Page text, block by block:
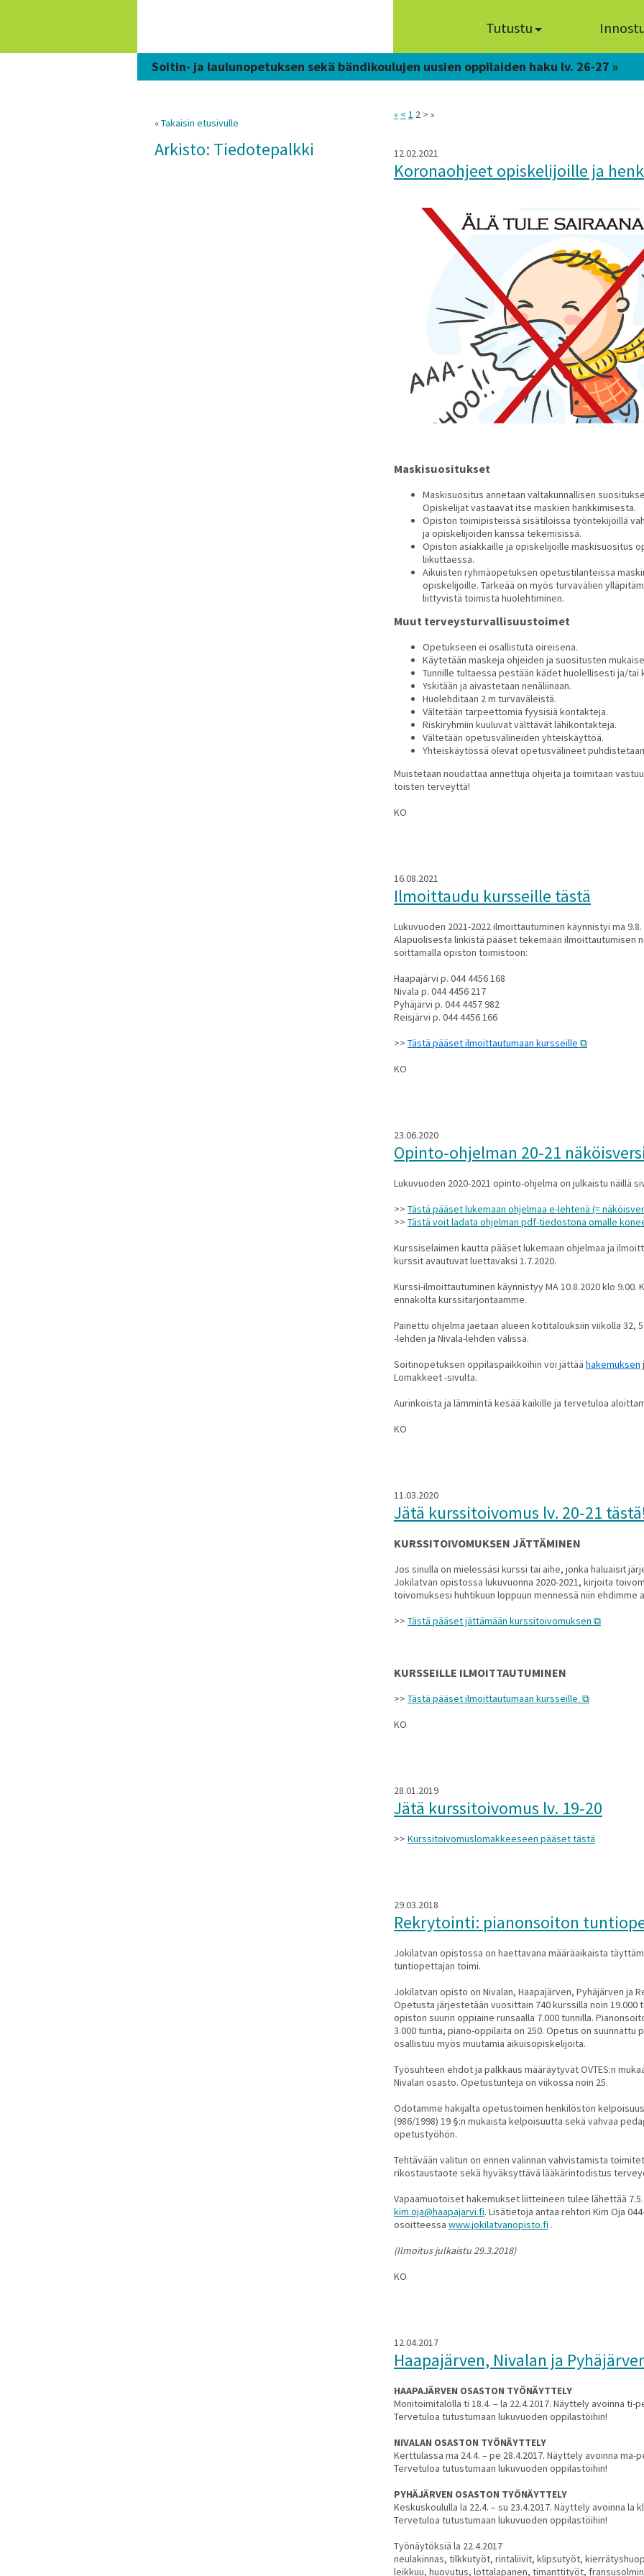
Tutustu
Soitin- ja laulunopetuksen sekä bändikoulujen uusien oppilaiden haku lv. 26-27 »
« < 1 2 > »
12.02.2021
Koronaohjeet opiskelijoille ja
Maskisuositukset
Maskisuositus annetaan valtakunnallisen
Opiskelijat vastaavat itse maskien hankkimisesta.
Opiston toimipisteissä sisätiloissa työntekijöillä
ja opiskelijoiden kanssa tekemisissä.
Opiston asiakkaille ja opiskelijoille maskisuositus
liikuttaessa.
Aikuisten ryhmäopetuksen opetustilanteissa
opiskelijoille. Tärkeää on myös turvavälien
liittyvistä toimista huolehtiminen.
Muut terveysturvallisuustoimet
Opetukseen ei osallistuta oireisena.
Käytetään maskeja ohjeiden ja suositusten
Tunnille tultaessa pestään kädet huolellisesti ja/tai
Yskitään ja aivastetaan nenäliinaan.
Huolehditaan 2 m turvaväleistä.
Vältetään tarpeettomia fyysisiä kontakteja.
Riskiryhmiin kuuluvat välttävät lähikontakteja.
Vältetään opetusvälineiden yhteiskäyttöä.
Yhteiskäytössä olevat opetusvälineet
Muistetaan noudattaa annettuja ohjeita ja toimitaan
toisten terveyttä!
KO
16.08.2021
Ilmoittaudu kursseille tästä
Lukuvuoden 2021-2022 ilmoittautuminen käynnistyi ma
Alapuolisesta linkistä pääset tekemään ilmoittautumisen
soittamalla opiston toimistoon:
Haapajärvi p. 044 4456 168
Nivala p. 044 4456 217
Pyhäjärvi p. 044 4457 982
Reisjärvi p. 044 4456 166
>> Tästä pääset ilmoittautumaan kursseille
KO
23.06.2020
Opinto-ohjelman 20-21
Lukuvuoden 2020-2021 opinto-ohjelma on julkaistu näillä
>> Tästä pääset lukemaan ohjelmaa e-lehtenä (=
>> Tästä voit ladata ohjelman pdf-tiedostona omalle
Kurssiselaimen kautta pääset lukemaan ohjelmaa ja
kurssit avautuvat luettavaksi 1.7.2020.
Kurssi-ilmoittautuminen käynnistyy MA 10.8.2020 klo 9.00.
ennakolta kurssitarjontaamme.
Painettu ohjelma jaetaan alueen kotitalouksiin viikolla 32,
-lehden ja Nivala-lehden välissä.
Soitinopetuksen oppilaspaikkoihin voi jättää hakemuksen
Lomakkeet -sivulta.
Aurinkoista ja lämmintä kesää kaikille ja tervetuloa
KO
11.03.2020
Jätä kurssitoivomus lv. 20-21
KURSSITOIVOMUKSEN JÄTTÄMINEN
Jos sinulla on mielessäsi kurssi tai aihe, jonka haluaisit
Jokilatvan opistossa lukuvuonna 2020-2021, kirjoita
toivomuksesi huhtikuun loppuun mennessä niin
>> Tästä pääset jättämään kurssitoivomuksen
KURSSEILLE ILMOITTAUTUMINEN
>> Tästä pääset ilmoittautumaan kursseille.
KO
28.01.2019
Jätä kurssitoivomus lv. 19-20
>> Kurssitoivomuslomakkeeseen pääset tästä
29.03.2018
Rekrytointi: pianonsoiton
Jokilatvan opistossa on haettavana määräaikaista
tuntiopettajan toimi.
Jokilatvan opisto on Nivalan, Haapajärven, Pyhäjärven ja
Opetusta järjestetään vuosittain 740 kurssilla noin 19.000
opiston suurin oppiaine runsaalla 7.000 tunnilla.
3.000 tuntia, piano-oppilaita on 250. Opetus on suunnattu
osallistuu myös muutamia aikuisopiskelijoita.
Työsuhteen ehdot ja palkkaus määräytyvät OVTES:n
Nivalan osasto. Opetustunteja on viikossa noin 25.
Odotamme hakijalta opetustoimen henkilöstön
(986/1998) 19 §:n mukaista kelpoisuutta sekä vahvaa
opetustyöhön.
Tehtävään valitun on ennen valinnan vahvistamista
rikostaustaote sekä hyväksyttävä lääkärintodistus
Vapaamuotoiset hakemukset liitteineen tulee lähettää
kim.oja@haapajarvi.fi. Lisätietoja antaa rehtori Kim Oja
osoitteessa www.jokilatvanopisto.fi .
(Ilmoitus julkaistu 29.3.2018)
KO
12.04.2017
Haapajärven, Nivalan ja
HAAPAJÄRVEN OSASTON TYÖNÄYTTELY
Monitoimitalolla ti 18.4. – la 22.4.2017. Näyttely avoinna ti-
Tervetuloa tutustumaan lukuvuoden oppilastöihin!
NIVALAN OSASTON TYÖNÄYTTELY
Kerttulassa ma 24.4. – pe 28.4.2017. Näyttely avoinna ma-
Tervetuloa tutustumaan lukuvuoden oppilastöihin!
PYHÄJÄRVEN OSASTON TYÖNÄYTTELY
Keskuskoululla la 22.4. – su 23.4.2017. Näyttely avoinna la
Tervetuloa tutustumaan lukuvuoden oppilastöihin!
Työnäytöksiä la 22.4.2017
neulakinnas, tilkkutyöt, rintaliivit, klipsutyöt,
leikkuu, huovutus, lottalapanen, timanttityöt,
« Takaisin etusivulle
Arkisto: Tiedotepalkki